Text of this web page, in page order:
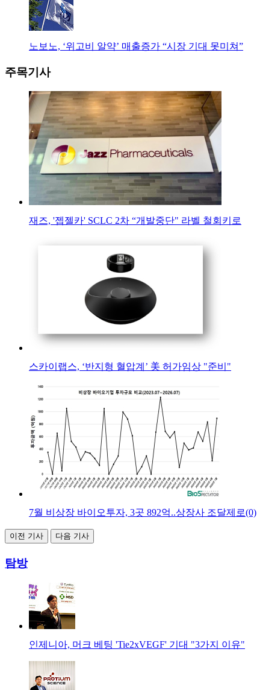
노보노, ‘위고비 알약’ 매출증가 “시장 기대 못미쳐”
주목기사
재즈, '젭젤카' SCLC 2차 “개발중단" 라벨 철회키로
스카이랩스, ‘반지형 혈압계’ 美 허가임상 "준비"
7월 비상장 바이오투자, 3곳 892억..상장사 조달제로(0)
이전 기사 다음 기사
탐방
인제니아, 머크 베팅 'Tie2xVEGF' 기대 "3가지 이유"